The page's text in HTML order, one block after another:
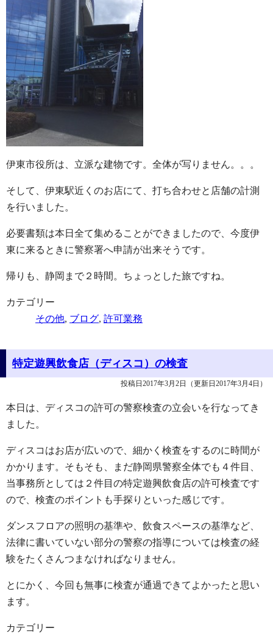
伊東市役所は、立派な建物です。全体が写りません。。。
そして、伊東駅近くのお店にて、打ち合わせと店舗の計測
を行いました。
必要書類は本日全て集めることができましたので、今度伊
東に来るときに警察署へ申請が出来そうです。
帰りも、静岡まで２時間。ちょっとした旅ですね。
カテゴリー
その他, ブログ, 許可業務
特定遊興飲食店（ディスコ）の検査
投稿日2017年3月2日 （更新日2017年3月4日）
本日は、ディスコの許可の警察検査の立会いを行なってき
ました。
ディスコはお店が広いので、細かく検査をするのに時間が
かかります。そもそも、まだ静岡県警察全体でも４件目、
当事務所としては２件目の特定遊興飲食店の許可検査です
ので、検査のポイントも手探りといった感じです。
ダンスフロアの照明の基準や、飲食スペースの基準など、
法律に書いていない部分の警察の指導については検査の経
験をたくさんつまなければなりません。
とにかく、今回も無事に検査が通過できてよかったと思い
ます。
カテゴリー